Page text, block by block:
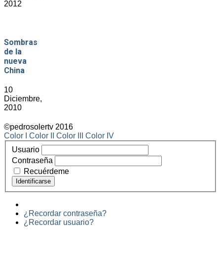
2012
Sombras
de la
nueva
China
10
Diciembre,
2010
©pedrosolertv 2016
Color I
Color II Color III
Color IV
Usuario
Contraseña
Recuérdeme
¿Recordar contraseña?
¿Recordar usuario?